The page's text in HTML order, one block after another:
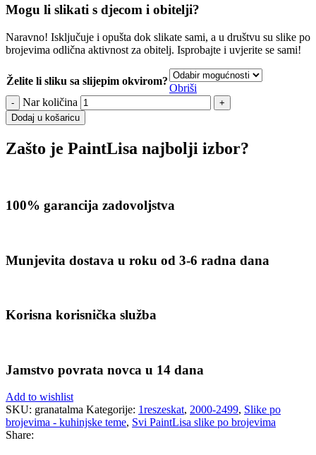
Mogu li slikati s djecom i obitelji?
Naravno! Isključuje i opušta dok slikate sami, a u društvu su slike po
brojevima odlična aktivnost za obitelj. Isprobajte i uvjerite se sami!
Želite li sliku sa slijepim okvirom?
Obriši
Nar količina
Dodaj u košaricu
Zašto je PaintLisa najbolji izbor?
100% garancija zadovoljstva
Munjevita dostava u roku od 3-6 radna dana
Korisna korisnička služba
Jamstvo povrata novca u 14 dana
Add to wishlist
SKU: granatalma Kategorije: 1reszeskat, 2000-2499, Slike po
brojevima - kuhinjske teme, Svi PaintLisa slike po brojevima
Share: